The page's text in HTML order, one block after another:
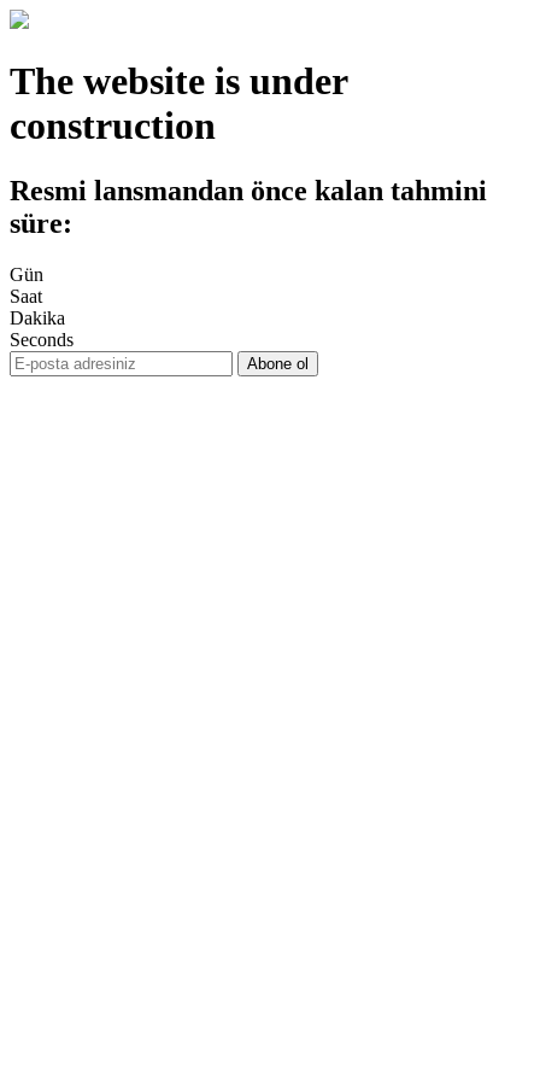
The website is under
construction
Resmi lansmandan önce kalan tahmini
süre:
Gün
Saat
Dakika
Seconds